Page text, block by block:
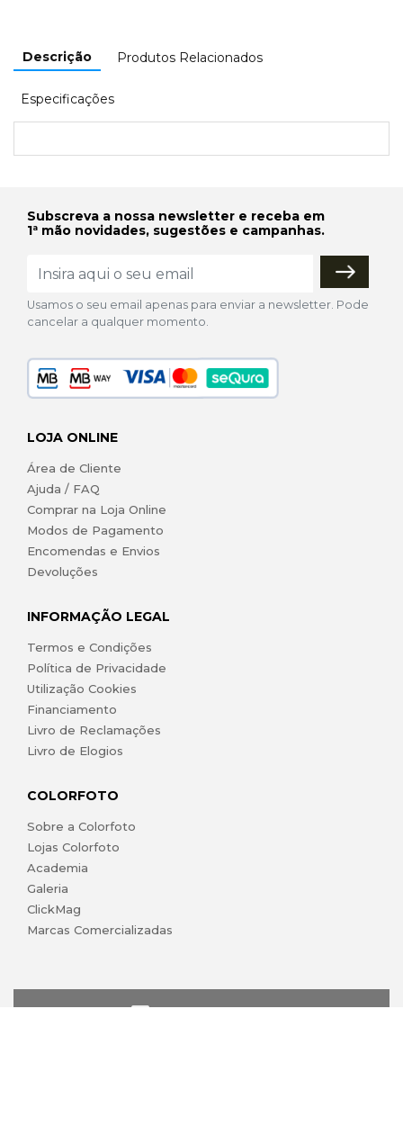
Descrição Produtos Relacionados
Especificações
Subscreva a nossa newsletter e receba em
1ª mão novidades, sugestões e campanhas.
Usamos o seu email apenas para enviar a newsletter. Pode
cancelar a qualquer momento.
LOJA ONLINE
Área de Cliente
Ajuda / FAQ
Comprar na Loja Online
Modos de Pagamento
Encomendas e Envios
Devoluções
INFORMAÇÃO LEGAL
Termos e Condições
Política de Privacidade
Utilização Cookies
Financiamento
Livro de Reclamações
Livro de Elogios
COLORFOTO
Sobre a Colorfoto
Lojas Colorfoto
Academia
Galeria
ClickMag
Marcas Comercializadas
lojaonline@colorfoto.pt